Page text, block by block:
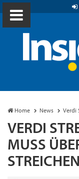
Home News Verdi
VERDI
MUSS
STREICHEN